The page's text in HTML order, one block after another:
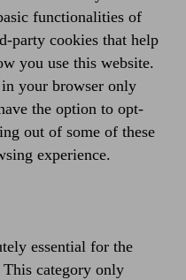
functionalities of
party cookies that help
you use this website.
your browser only
the option to opt-
out of some of these
experience.
essential for the
category only